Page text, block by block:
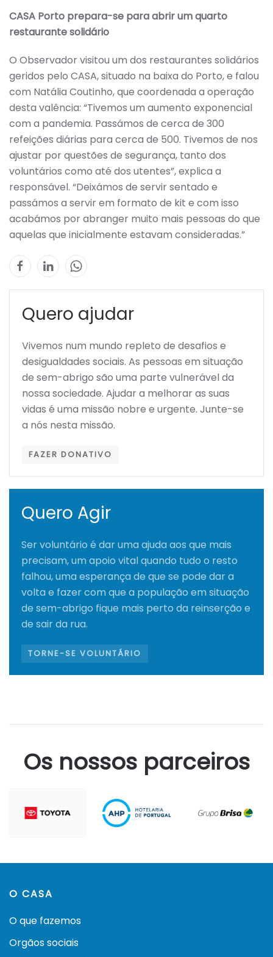
CASA Porto prepara-se para abrir um quarto
restaurante solidário
O Observador visitou um dos restaurantes solidários
geridos pelo CASA, situado na baixa do Porto, e falou
com Natália Coutinho, que coordenada a operação
desta valência: “Tivemos um aumento exponencial
com a pandemia. Passámos de cerca de 300
refeições diárias para cerca de 500. Tivemos de nos
ajustar por questões de segurança, tanto dos
voluntários como até dos utentes”, explica a
responsável. “Deixámos de servir sentado e
passámos a servir em formato de kit e com isso
acabámos por abranger muito mais pessoas do que
aquelas que inicialmente estavam consideradas.”
Quero ajudar
Vivemos num mundo repleto de desafios e
desigualdades sociais. As pessoas em situação
de sem-abrigo são uma parte vulnerável da
nossa sociedade. Ajudar a melhorar as suas
vidas é uma missão nobre e urgente. Junte-se
a nós nesta missão.
FAZER DONATIVO
Quero Agir
Ser voluntário é dar uma ajuda aos que mais
precisam, um apoio vital quando tudo o resto
falhou, uma esperança de que se pode dar a
volta e fazer com que a população em situação
de sem-abrigo fique mais perto da reinserção e
de sair da rua.
TORNE-SE VOLUNTÁRIO
Os nossos parceiros
O CASA
O que fazemos
Orgãos sociais